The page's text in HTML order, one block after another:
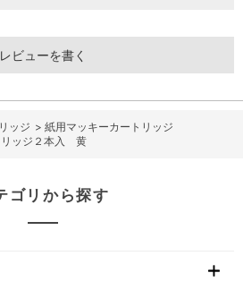
レビューを書く
ッジ > 紙用マッキーカートリッジ
リッジ２本入 黄
ゴリから探す